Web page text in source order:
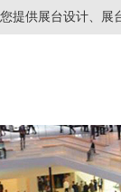
提供展台设计、